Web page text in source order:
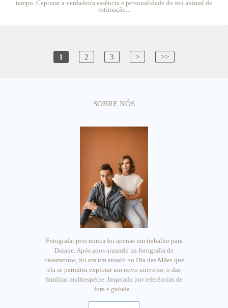
tempo. Capturar a verdadeira essência e personalidade do seu animal de
estimação...
1 2 3 > >>
SOBRE NÓS
Fotografar pets nunca foi apenas um trabalho para
Daiane. Após anos atuando na fotografia de
casamentos, foi em um ensaio no Dia das Mães que
ela se permitiu explorar um novo universo, o das
famílias multiespécie. Inspirada por referências de
fora e guiada...